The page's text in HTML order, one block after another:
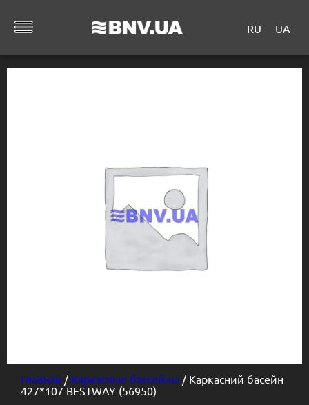
RU UA
Главная / Каркасные бассейны / Каркасний басейн
427*107 BESTWAY (56950)